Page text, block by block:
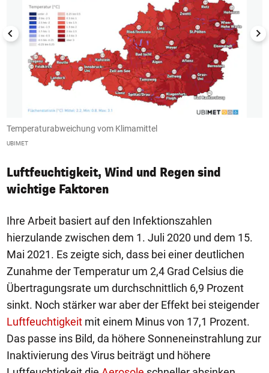
Temperaturabweichung vom Klimamittel
UBIMET
Luftfeuchtigkeit, Wind und Regen sind
wichtige Faktoren
Ihre Arbeit basiert auf den Infektionszahlen
hierzulande zwischen dem 1. Juli 2020 und dem 15.
Mai 2021. Es zeigte sich, dass bei einer deutlichen
Zunahme der Temperatur um 2,4 Grad Celsius die
Übertragungsrate um durchschnittlich 6,9 Prozent
sinkt. Noch stärker war aber der Effekt bei steigender
Luftfeuchtigkeit mit einem Minus von 17,1 Prozent.
Das passe ins Bild, da höhere Sonneneinstrahlung zur
Inaktivierung des Virus beiträgt und höhere